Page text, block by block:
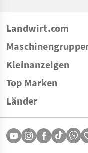
Landwirt.com
Kleinanzeigen
Top Marken
Länder